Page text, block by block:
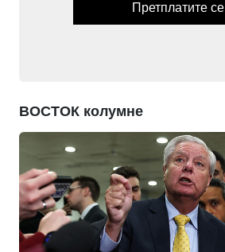
Претплатите се
ВОСТОК колумне